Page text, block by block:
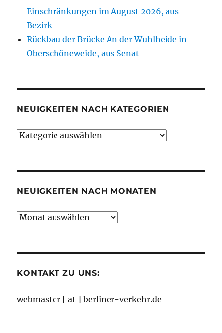
Einschränkungen im August 2026, aus
Bezirk
Rückbau der Brücke An der Wuhlheide in
Oberschöneweide, aus Senat
NEUIGKEITEN NACH KATEGORIEN
Neuigkeiten
NEUIGKEITEN NACH MONATEN
Neuigkeiten
KONTAKT ZU UNS:
webmaster [ at ] berliner-verkehr.de